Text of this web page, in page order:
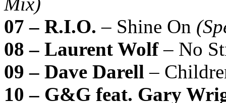
07 – R.I.O. – Shine On
08 – Laurent Wolf– No
09 – Dave Darell –
10 – G&G feat. Gary